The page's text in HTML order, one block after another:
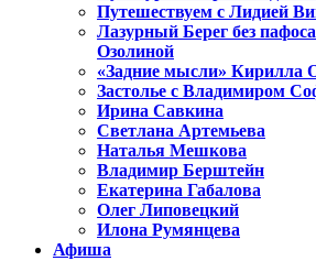
Путешествуем с Лидией
Лазурный Берег без
Озолиной
«Задние мысли» Кирилла
Застолье с Владимиром
Ирина Савкина
Светлана Артемьева
Наталья Мешкова
Владимир Берштейн
Екатерина Габалова
Олег Липовецкий
Илона Румянцева
Афиша